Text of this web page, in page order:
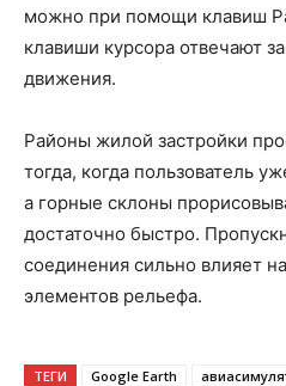
можно при помощи клавиш
клавиши курсора отвечают
движения.
Районы жилой застройки
тогда, когда пользователь
а горные склоны
достаточно быстро.
соединения сильно влияет
элементов рельефа.
ТЕГИ Google Earth